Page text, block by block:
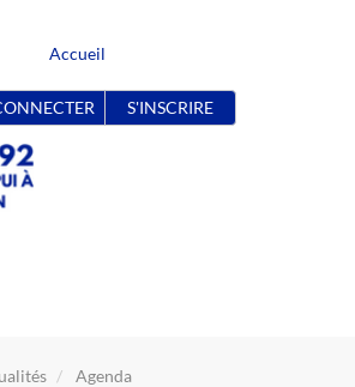
Accueil
S'INSCRIRE
Agenda